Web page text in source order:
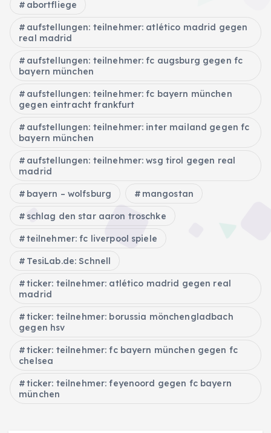
abortfliege
aufstellungen: teilnehmer: atlético madrid gegen
real madrid
aufstellungen: teilnehmer: fc augsburg gegen fc
bayern münchen
aufstellungen: teilnehmer: fc bayern münchen
gegen eintracht frankfurt
aufstellungen: teilnehmer: inter mailand gegen fc
bayern münchen
aufstellungen: teilnehmer: wsg tirol gegen real
madrid
bayern – wolfsburg mangostan
schlag den star aaron troschke
teilnehmer: fc liverpool spiele
TesiLab.de: Schnell
ticker: teilnehmer: atlético madrid gegen real
madrid
ticker: teilnehmer: borussia mönchengladbach
gegen hsv
ticker: teilnehmer: fc bayern münchen gegen fc
chelsea
ticker: teilnehmer: feyenoord gegen fc bayern
münchen